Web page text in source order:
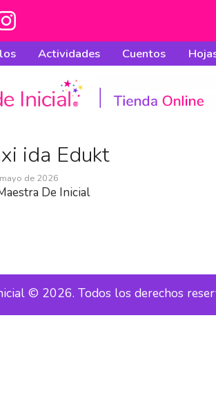
Actividades Cuentos
ida Edukt
de 2026
De Inicial
© 2026. Todos los derechos